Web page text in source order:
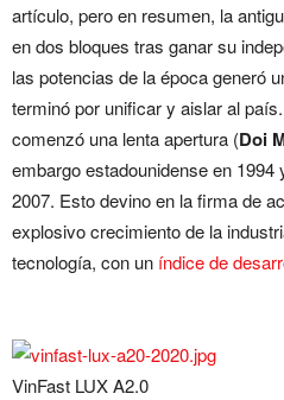
artículo, pero en resumen, la
en dos bloques tras ganar su
las potencias de la época generó
terminó por unificar y aislar al
comenzó una lenta apertura (Doi
embargo estadounidense en 1994
2007. Esto devino en la firma de
explosivo crecimiento de la
tecnología, con un índice de
VinFast LUX A2.0